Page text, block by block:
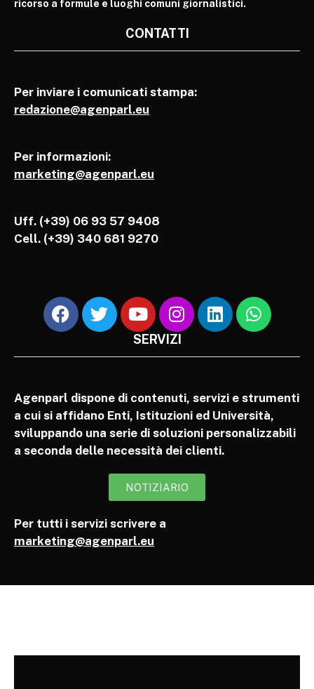
ricorso a formule e luoghi comuni giornalistici.
CONTATTI
Per inviare i comunicati stampa:
redazione@agenparl.eu
Per informazioni:
marketing@agenparl.eu
Uff. (+39) 06 93 57 9408
Cell. (+39) 340 681 9270
SERVIZI
Agenparl dispone di contenuti, servizi e strumenti
a cui si affidano Enti, Istituzioni ed Università,
sviluppando una serie di soluzioni personalizzabili
a seconda delle necessità dei clienti.
NOTIZIARIO
Per tutti i servizi scrivere a
marketing@agenparl.eu